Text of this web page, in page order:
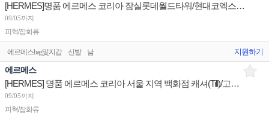
[HERMES]명품 에르메스 코리아 잠실롯데월드타워/현대코엑스/압구정갤러리아 판매사원 채용
09/05까지
피혁/잡화류
에르메스bag및지갑 신발 남 지원하기
에르메스
[HERMES] 명품 에르메스 코리아 서울 지역 백화점 캐셔(Till)/고객서비스(SSS)/Stock 계약직
09/05까지
피혁/잡화류